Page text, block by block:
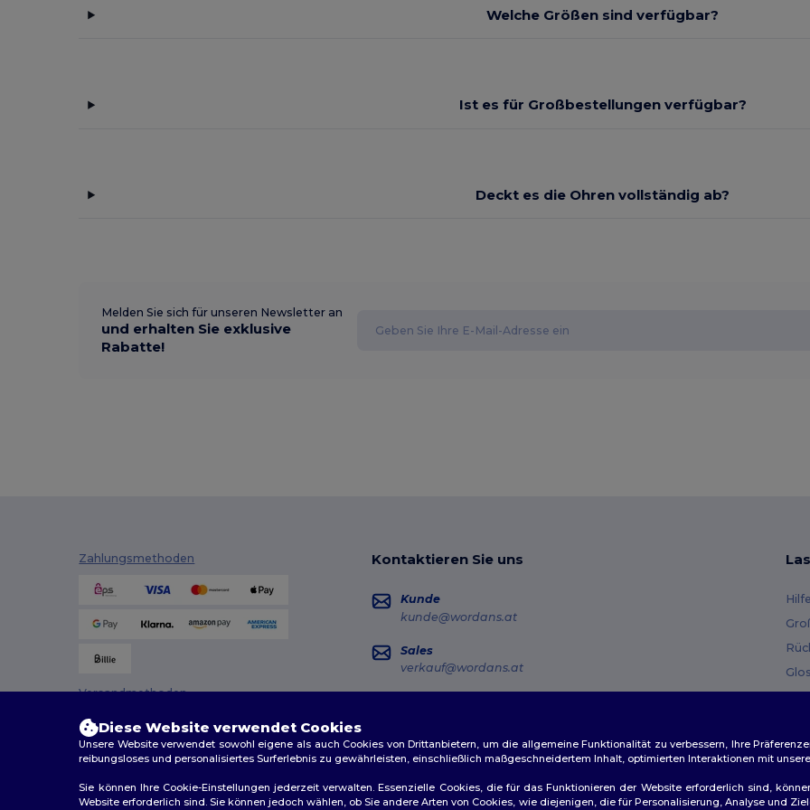
Welche Größen sind verfügbar?
Ist es für Großbestellungen verfügbar?
Deckt es die Ohren vollständig ab?
Melden Sie sich für unseren Newsletter an
und erhalten Sie exklusive
Rabatte!
Zahlungsmethoden
Versandmethoden
Kontaktieren Sie uns
Kunde
kunde@wordans.at
Sales
verkauf@wordans.at
Diese Website verwendet Cookies
Unsere Website verwendet sowohl eigene als auch Cookies von Drittanbietern, um die allgemeine Funktionalität zu verbessern, Ihre
reibungsloses und personalisiertes Surferlebnis zu gewährleisten, einschließlich maßgeschneidertem Inhalt, optimierten Interaktionen mit
Sie können Ihre Cookie-Einstellungen jederzeit verwalten. Essenzielle Cookies, die für das Funktionieren der Website erforderlich sind,
Website erforderlich sind. Sie können jedoch wählen, ob Sie andere Arten von Cookies, wie diejenigen, die für Personalisierung, Analyse und